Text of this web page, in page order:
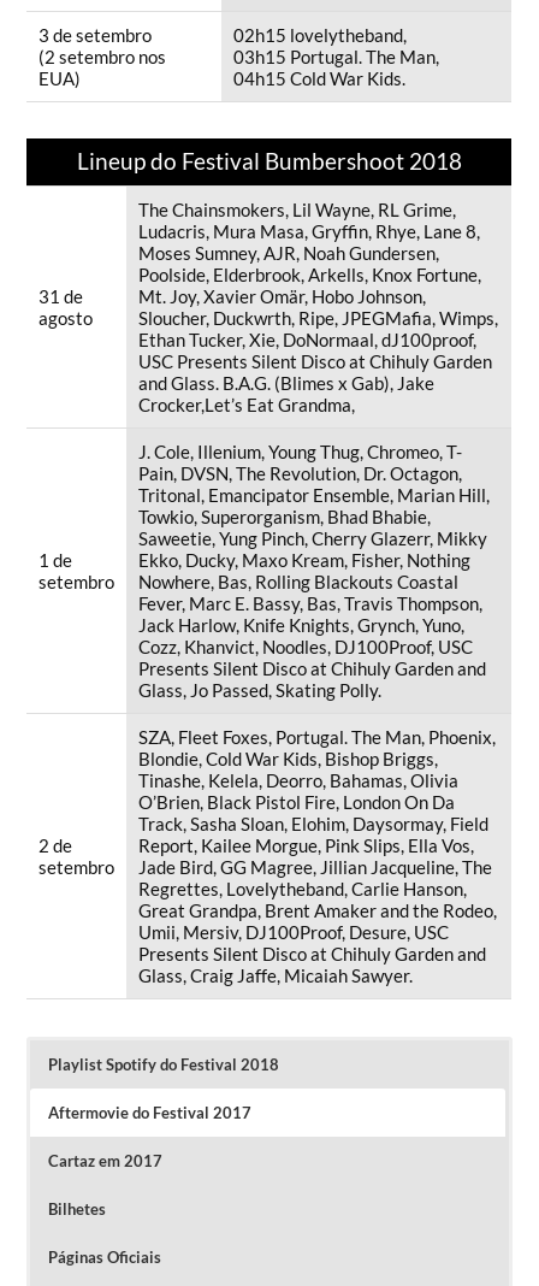
3 de setembro
(2 setembro nos
EUA)
02h15 lovelytheband,
03h15 Portugal. The Man,
04h15 Cold War Kids.
Lineup do Festival Bumbershoot 2018
31 de
agosto
The Chainsmokers, Lil Wayne, RL Grime,
Ludacris, Mura Masa, Gryffin, Rhye, Lane 8,
Moses Sumney, AJR, Noah Gundersen,
Poolside, Elderbrook, Arkells, Knox Fortune,
Mt. Joy, Xavier Omär, Hobo Johnson,
Sloucher, Duckwrth, Ripe, JPEGMafia, Wimps,
Ethan Tucker, Xie, DoNormaal, dJ100proof,
USC Presents Silent Disco at Chihuly Garden
and Glass. B.A.G. (Blimes x Gab), Jake
Crocker,Let’s Eat Grandma,
1 de
setembro
J. Cole, Illenium, Young Thug, Chromeo, T-
Pain, DVSN, The Revolution, Dr. Octagon,
Tritonal, Emancipator Ensemble, Marian Hill,
Towkio, Superorganism, Bhad Bhabie,
Saweetie, Yung Pinch, Cherry Glazerr, Mikky
Ekko, Ducky, Maxo Kream, Fisher, Nothing
Nowhere, Bas, Rolling Blackouts Coastal
Fever, Marc E. Bassy, Bas, Travis Thompson,
Jack Harlow, Knife Knights, Grynch, Yuno,
Cozz, Khanvict, Noodles, DJ100Proof, USC
Presents Silent Disco at Chihuly Garden and
Glass, Jo Passed, Skating Polly.
2 de
setembro
SZA, Fleet Foxes, Portugal. The Man, Phoenix,
Blondie, Cold War Kids, Bishop Briggs,
Tinashe, Kelela, Deorro, Bahamas, Olivia
O’Brien, Black Pistol Fire, London On Da
Track, Sasha Sloan, Elohim, Daysormay, Field
Report, Kailee Morgue, Pink Slips, Ella Vos,
Jade Bird, GG Magree, Jillian Jacqueline, The
Regrettes, Lovelytheband, Carlie Hanson,
Great Grandpa, Brent Amaker and the Rodeo,
Umii, Mersiv, DJ100Proof, Desure, USC
Presents Silent Disco at Chihuly Garden and
Glass, Craig Jaffe, Micaiah Sawyer.
Playlist Spotify do Festival 2018
Aftermovie do Festival 2017
Cartaz em 2017
Bilhetes
Páginas Oficiais